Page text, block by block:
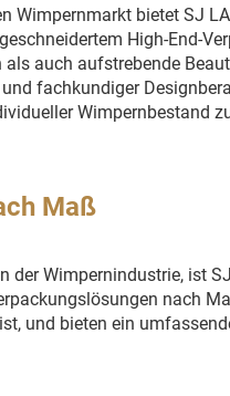
bietet SJ
High-End-
auch aufstrebende
fachkundiger
Wimpernbestand
Maß
der Wimpernindustrie, ist
nach
und bieten ein